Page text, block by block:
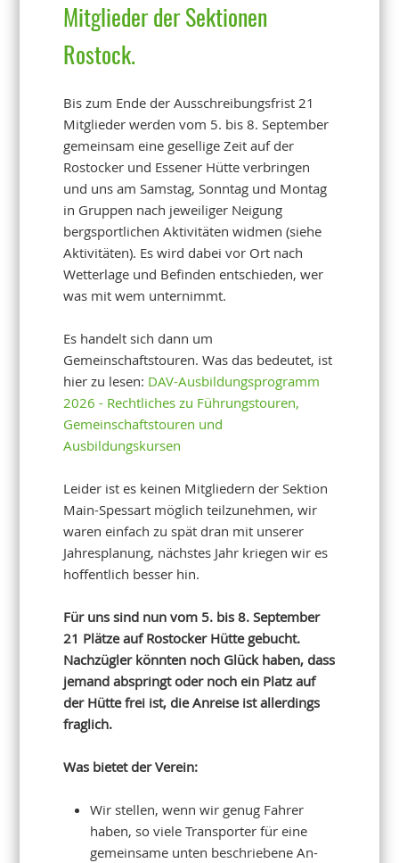
Mitglieder der Sektionen
Rostock.
Bis zum Ende der Ausschreibungsfrist 21
Mitglieder werden vom 5. bis 8. September
gemeinsam eine gesellige Zeit auf der
Rostocker und Essener Hütte verbringen
und uns am Samstag, Sonntag und Montag
in Gruppen nach jeweiliger Neigung
bergsportlichen Aktivitäten widmen (siehe
Aktivitäten). Es wird dabei vor Ort nach
Wetterlage und Befinden entschieden, wer
was mit wem unternimmt.
Es handelt sich dann um
Gemeinschaftstouren. Was das bedeutet, ist
hier zu lesen: DAV-Ausbildungsprogramm
2026 - Rechtliches zu Führungstouren,
Gemeinschaftstouren und
Ausbildungskursen
Leider ist es keinen Mitgliedern der Sektion
Main-Spessart möglich teilzunehmen, wir
waren einfach zu spät dran mit unserer
Jahresplanung, nächstes Jahr kriegen wir es
hoffentlich besser hin.
Für uns sind nun vom 5. bis 8. September
21 Plätze auf Rostocker Hütte gebucht.
Nachzügler könnten noch Glück haben, dass
jemand abspringt oder noch ein Platz auf
der Hütte frei ist, die Anreise ist allerdings
fraglich.
Was bietet der Verein:
Wir stellen, wenn wir genug Fahrer
haben, so viele Transporter für eine
gemeinsame unten beschriebene An-